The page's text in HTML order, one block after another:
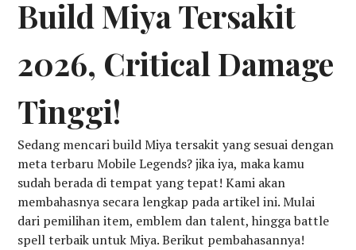
Build Miya Tersakit
2026, Critical Damage
Tinggi!
Sedang mencari build Miya tersakit yang sesuai dengan
meta terbaru Mobile Legends? jika iya, maka kamu
sudah berada di tempat yang tepat! Kami akan
membahasnya secara lengkap pada artikel ini. Mulai
dari pemilihan item, emblem dan talent, hingga battle
spell terbaik untuk Miya. Berikut pembahasannya!